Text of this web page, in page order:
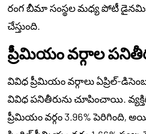
రంగ బీమా సంస్థల మధ్య పోటీ
చేస్తుంది.
ప్రీమియం వర్గాల
వివిధ ప్రీమియం వర్గాలు ఏప్రిల్-
వివిధ పనితీరును చూపించాయి.
ప్రీమియం వర్గం 3.96% పెరిగింది,